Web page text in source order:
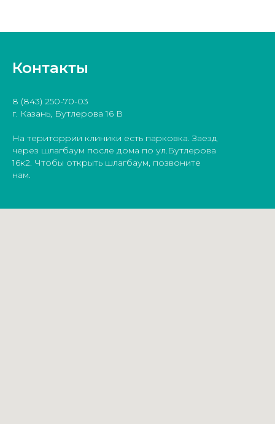
Контакты
8 (843) 250-70-03
г. Казань, Бутлерова 16 В
На територрии клиники есть парковка. Заезд
через шлагбаум после дома по ул.Бутлерова
16к2. Чтобы открыть шлагбаум, позвоните
нам.